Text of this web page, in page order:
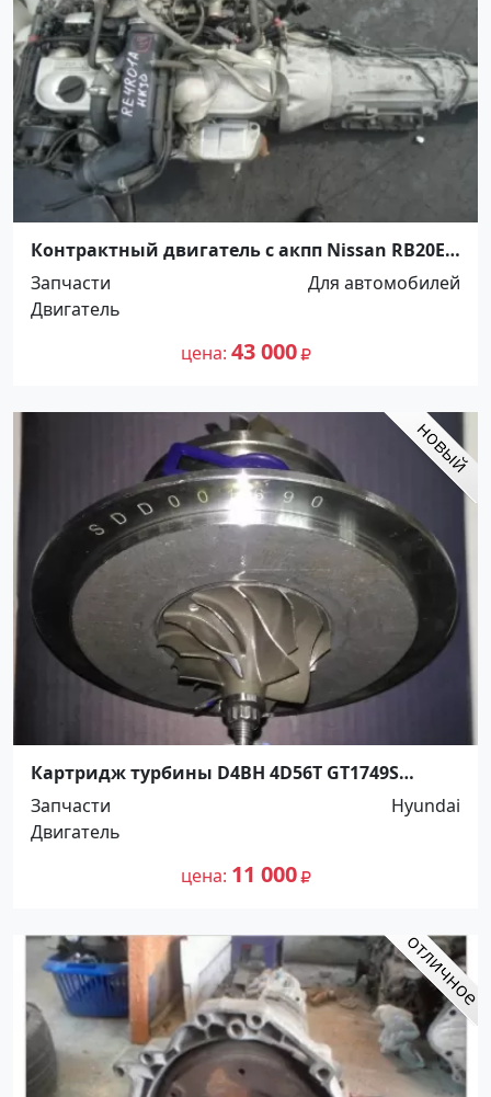
Контрактный двигатель с акпп Nissan RB20E
Краснодар
Запчасти
Для автомобилей
Двигатель
цена 43 000
Картридж турбины D4BH 4D56T GT1749S
Hyundai Starex, H1 Краснодар
Запчасти
Hyundai
Двигатель
цена 11 000